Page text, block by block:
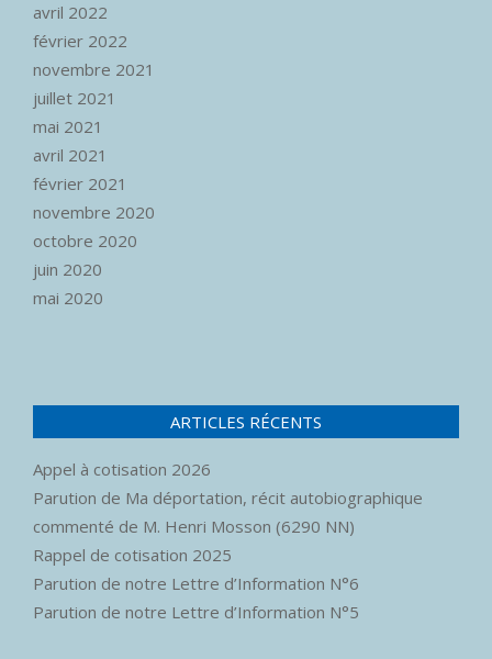
avril 2022
février 2022
novembre 2021
juillet 2021
mai 2021
avril 2021
février 2021
novembre 2020
octobre 2020
juin 2020
mai 2020
ARTICLES RÉCENTS
Appel à cotisation 2026
Parution de Ma déportation, récit autobiographique
commenté de M. Henri Mosson (6290 NN)
Rappel de cotisation 2025
Parution de notre Lettre d’Information N°6
Parution de notre Lettre d’Information N°5